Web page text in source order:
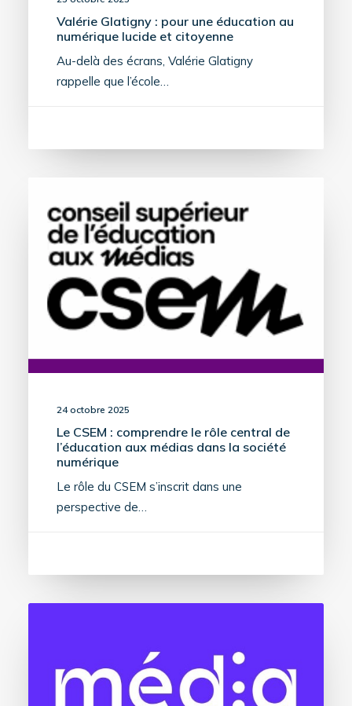
Valérie Glatigny : pour une éducation au
numérique lucide et citoyenne
Au-delà des écrans, Valérie Glatigny
rappelle que l’école…
24 octobre 2025
Le CSEM : comprendre le rôle central de
l’éducation aux médias dans la société
numérique
Le rôle du CSEM s’inscrit dans une
perspective de…